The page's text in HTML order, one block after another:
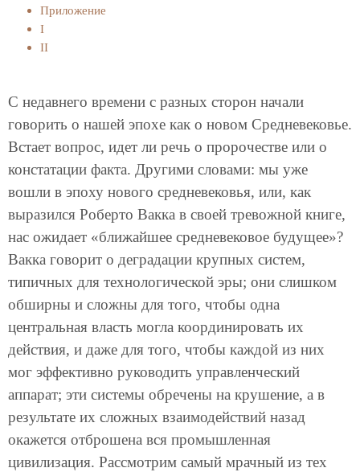
Приложение
I
II
С недавнего времени с разных сторон начали
говорить о нашей эпохе как о новом Средневековье.
Встает вопрос, идет ли речь о пророчестве или о
констатации факта. Другими словами: мы уже
вошли в эпоху нового средневековья, или, как
выразился Роберто Вакка в своей тревожной книге,
нас ожидает «ближайшее средневековое будущее»?
Вакка говорит о деградации крупных систем,
типичных для технологической эры; они слишком
обширны и сложны для того, чтобы одна
центральная власть могла координировать их
действия, и даже для того, чтобы каждой из них
мог эффективно руководить управленческий
аппарат; эти системы обречены на крушение, а в
результате их сложных взаимодействий назад
окажется отброшена вся промышленная
цивилизация. Рассмотрим самый мрачный из тех